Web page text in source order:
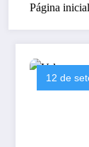
Página inicial
12 de